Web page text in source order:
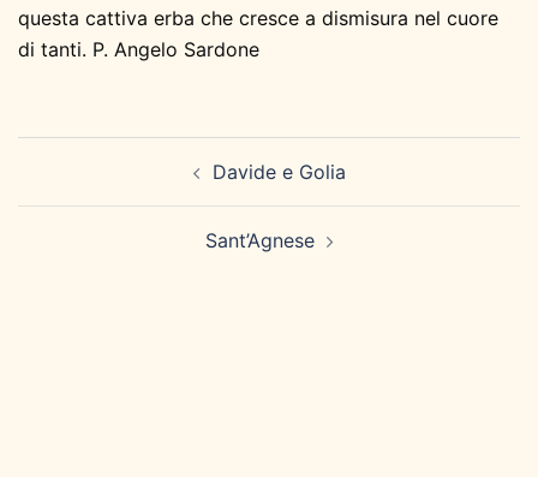
questa cattiva erba che cresce a dismisura nel cuore
di tanti. P. Angelo Sardone
Davide e Golia
Sant’Agnese